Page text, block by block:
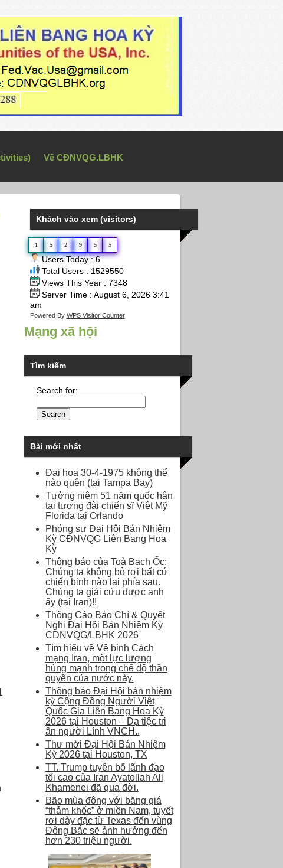
Về CĐNVQG.LBHK
Khách vào xem (visitors)
1 5 2 9 5 5
Users Today : 6
Total Users : 1529550
Views This Year : 7348
Server Time : August 6, 2026 3:41
am
Powered By WPS Visitor Counter
Mạng xã hội
Tìm kiếm
Search for:
Bài mới nhất
Đại họa 30-4-1975 không thể
nào quên (tại Tampa Bay)
Tưởng niệm 51 năm quốc hận
tại tượng đài chiến sĩ Việt Mỹ
Florida tại Orlando
Phóng sự Đại Hội Bán Nhiệm
Kỳ CĐNVQG Liên Bang Hoa
Kỳ
Thông báo của Toà Bạch Ốc:
Chúng ta không bỏ rơi bất cứ
chiến binh nào lại phía sau.
Chúng ta giải cứu được anh
ấy (tại Iran)!!
Thông Cáo Báo Chí & Quyết
Nghị Đại Hội Bán Nhiệm Kỳ
CDNVQG/LBHK 2026
Tìm hiểu về Vệ binh Cách
mạng Iran, một lực lượng
hùng mạnh trong chế độ thần
quyền của nước này.
Thông báo Đại Hội bán nhiệm
kỳ Cộng Đồng Người Việt
Quốc Gia Liên Bang Hoa Kỳ
2026 tại Houston – Dạ tiệc tri
ân người Lính VNCH..
Thư mời Đại Hội Bán Nhiệm
Kỳ 2026 tại Houston, TX
TT. Trump tuyên bố lãnh đạo
tối cao của Iran Ayatollah Ali
Khamenei đã qua đời.
Bão mùa đông với băng giá
“thảm khốc” ở miền Nam, tuyết
rơi dày đặc từ Texas đến vùng
Đông Bắc sẽ ảnh hưởng đến
hơn 230 triệu người.